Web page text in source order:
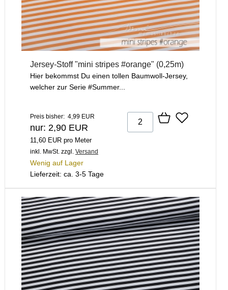
Jersey-Stoff "mini stripes #orange" (0,25m)
Hier bekommst Du einen tollen Baumwoll-Jersey,
welcher zur Serie #Summer...
Preis bisher: 4,99 EUR
nur: 2,90 EUR
11,60 EUR pro Meter
inkl. MwSt. zzgl. Versand
Wenig auf Lager
Lieferzeit: ca. 3-5 Tage